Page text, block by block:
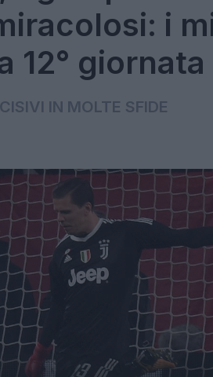
i
12° giornata
IN MOLTE SFIDE